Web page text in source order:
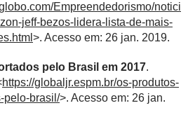
Empreendedorismo/notici
jeff-bezos-lidera-lista-de-mais-
>. Acesso em: 26 jan. 2019.
pelo Brasil em 2017.
https://globaljr.espm.br/os-produtos-
pelo-brasil/>. Acesso em: 26 jan.